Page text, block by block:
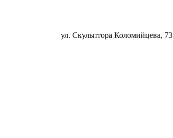
ул. Скульптора Коломийцева, 73